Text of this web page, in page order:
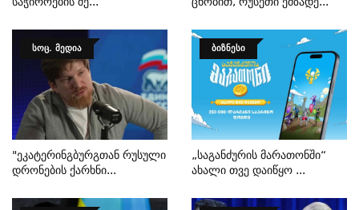
ᲡᲝᲪ. ᲛᲔᲓᲘᲐ
"ეკატერინგბურგთან Რუსული
Დრონების Ქარხნი...
ᲑᲘᲖᲜᲔᲡᲘ
„საგანძურის Მარათონში“
Ახალი Თვე Დაიწყო ...